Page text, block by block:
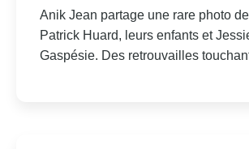
Anik Jean partage une rare photo
Patrick Huard, leurs enfants et
Gaspésie. Des retrouvailles